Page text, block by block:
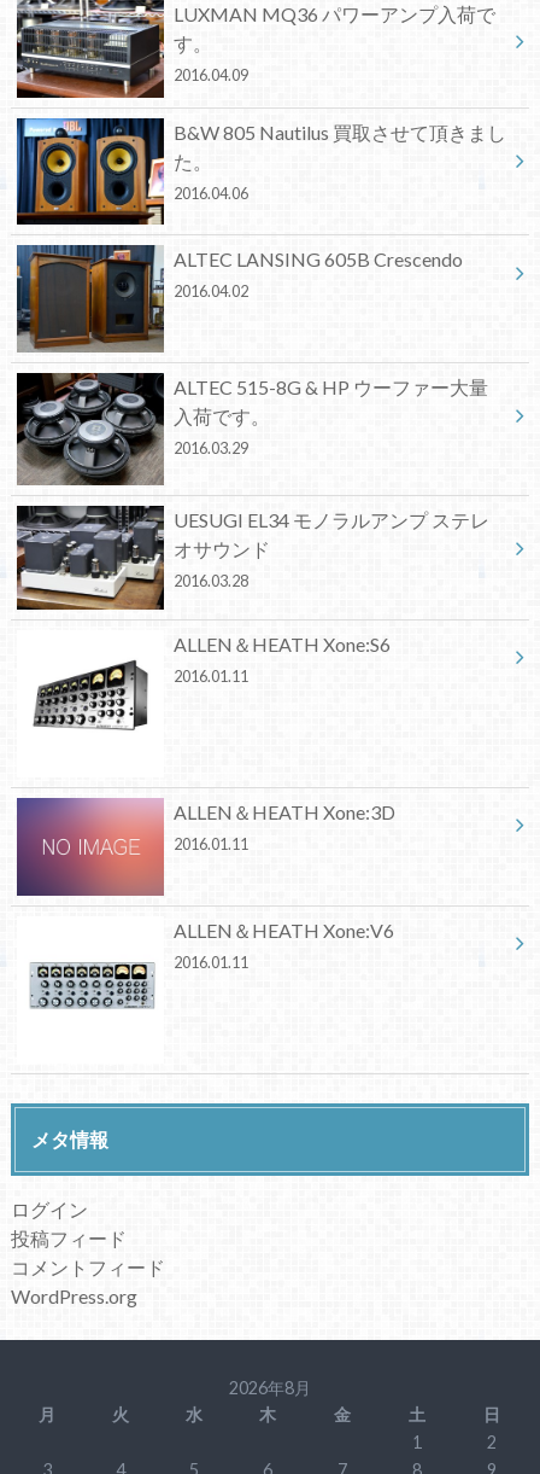
LUXMAN MQ36 パワーアンプ入荷で
す。
2016.04.09
B&W 805 Nautilus 買取させて頂きまし
た。
2016.04.06
ALTEC LANSING 605B Crescendo
2016.04.02
ALTEC 515-8G & HP ウーファー大量
入荷です。
2016.03.29
UESUGI EL34 モノラルアンプ ステレ
オサウンド
2016.03.28
ALLEN＆HEATH Xone:S6
2016.01.11
ALLEN＆HEATH Xone:3D
2016.01.11
ALLEN＆HEATH Xone:V6
2016.01.11
メタ情報
ログイン
投稿フィード
コメントフィード
WordPress.org
2026年8月
月
火 水 木 金 土
日
1
2